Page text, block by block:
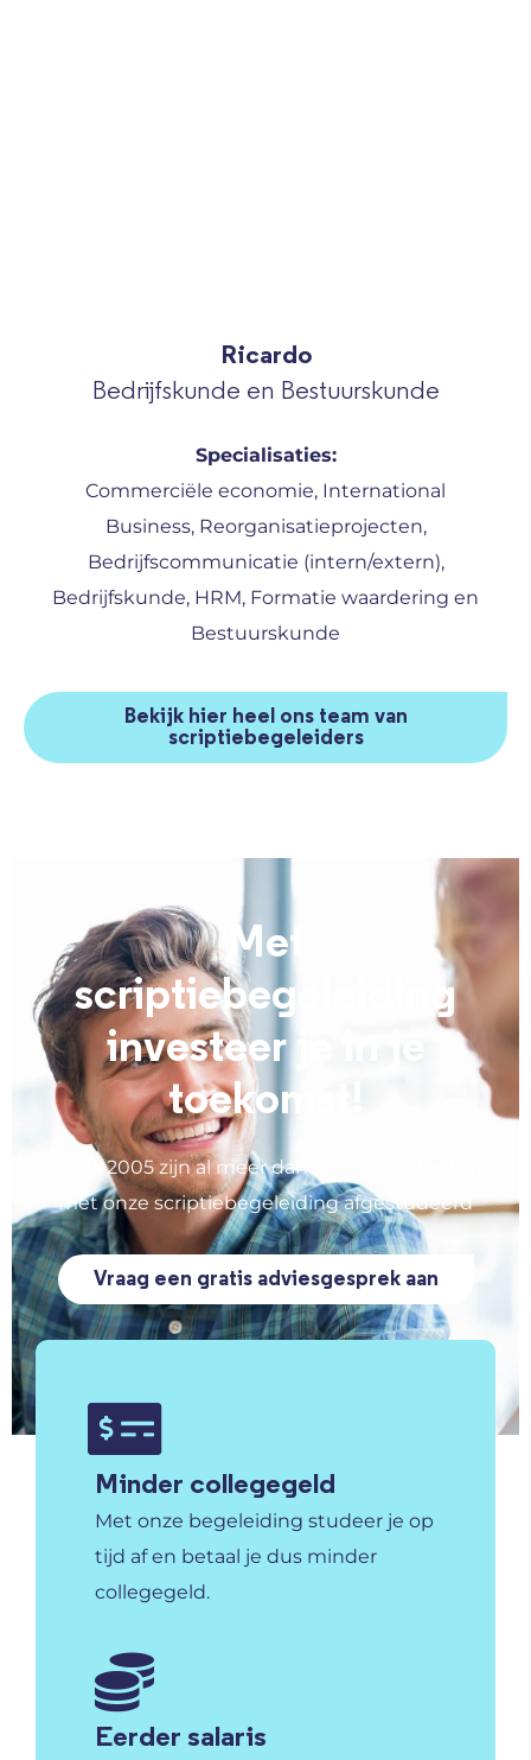
Ricardo
Bedrijfskunde en Bestuurskunde
Specialisaties:
Commerciële economie, International
Business, Reorganisatieprojecten,
Bedrijfscommunicatie (intern/extern),
Bedrijfskunde, HRM, Formatie waardering en
Bestuurskunde
Bekijk hier heel ons team van
scriptiebegeleiders
Met
scriptiebegeleiding
investeer je in je
toekomst!
Sinds 2005 zijn al meer dan 10.000 studenten
met onze scriptiebegeleiding afgestudeerd
Vraag een gratis adviesgesprek aan
Minder collegegeld
Met onze begeleiding studeer je op
tijd af en betaal je dus minder
collegegeld.
Eerder salaris